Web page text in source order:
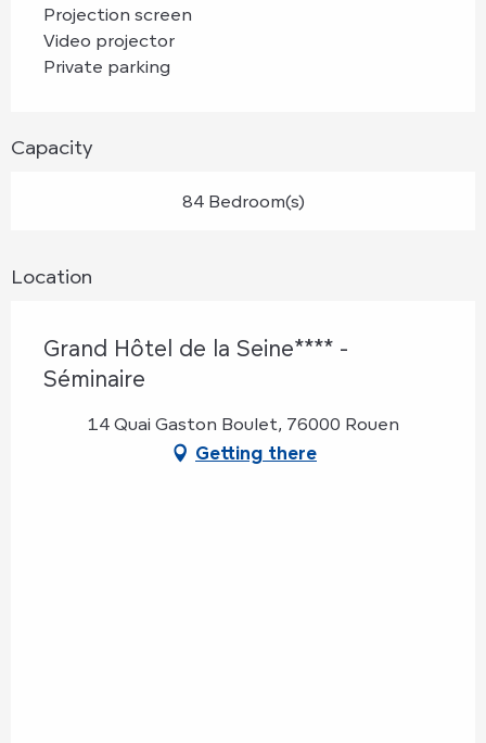
Projection screen
Video projector
Private parking
Capacity
84 Bedroom(s)
Location
Grand Hôtel de la Seine**** -
Séminaire
14 Quai Gaston Boulet, 76000 Rouen
Getting there